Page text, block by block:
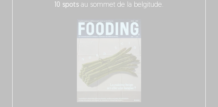
10 spots au sommet de la belgitude.